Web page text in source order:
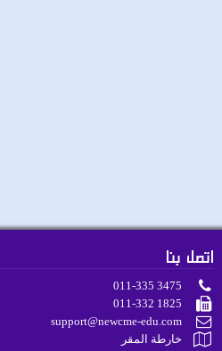
اتصل بنا
011-335 3475
011-332 1825
support@newcme-edu.com
خارطة المقر